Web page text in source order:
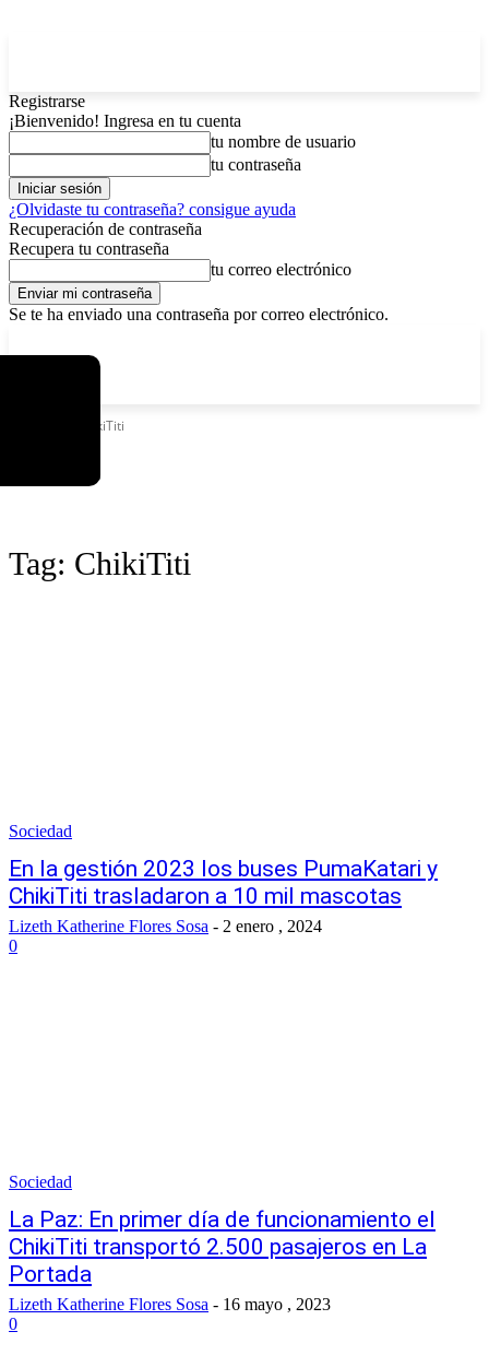
Registrarse
¡Bienvenido! Ingresa en tu cuenta
tu nombre de usuario
tu contraseña
¿Olvidaste tu contraseña? consigue ayuda
Recuperación de contraseña
Recupera tu contraseña
tu correo electrónico
Se te ha enviado una contraseña por correo electrónico.
ChikiTiti
Tag: ChikiTiti
Sociedad
En la gestión 2023 los buses PumaKatari y
ChikiTiti trasladaron a 10 mil mascotas
Lizeth Katherine Flores Sosa - 2 enero , 2024
0
Sociedad
La Paz: En primer día de funcionamiento el
ChikiTiti transportó 2.500 pasajeros en La
Portada
Lizeth Katherine Flores Sosa - 16 mayo , 2023
0